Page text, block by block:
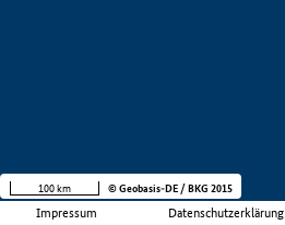
Impressum Datenschutzerklärung
100 km © Geobasis-DE / BKG 2015